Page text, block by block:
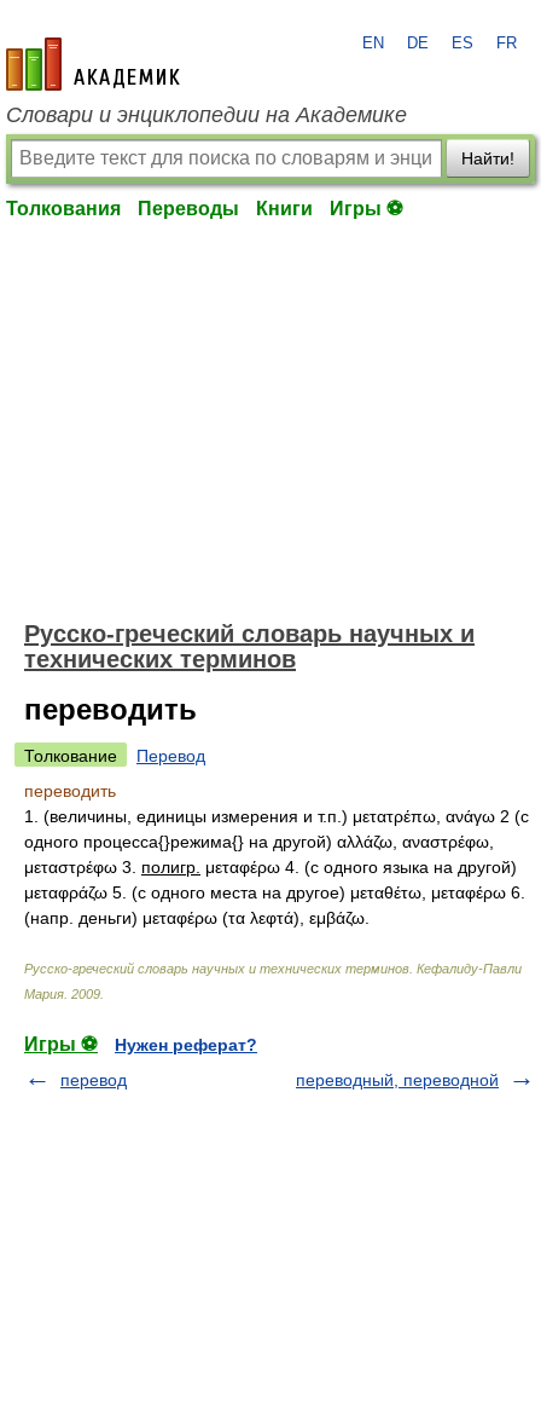
academic.ru
EN DE ES FR
Словари и энциклопедии на Академике
Найти!
Толкования Переводы Книги Игры ⚽
Русско-греческий словарь научных и
технических терминов
переводить
Толкование
Перевод
переводить
1. (величины, единицы измерения и т.п.) μετατρέπω, ανάγω 2 (с
одного процесса{}режима{} на другой) αλλάζω, αναστρέφω,
μεταστρέφω 3. полигр. μεταφέρω 4. (с одного языка на другой)
μεταφράζω 5. (с одного места на другое) μεταθέτω, μεταφέρω 6.
(напр. деньги) μεταφέρω (τα λεφτά), εμβάζω.
Русско-греческий словарь научных и технических терминов Кефалиду-Павли
Мария 2009
Игры ⚽
Нужен реферат?
перевод
переводный, переводной